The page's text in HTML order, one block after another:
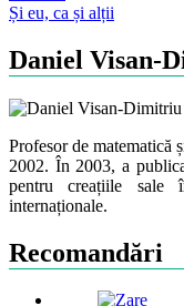
navigation
Și eu, ca și alții
Daniel Visan-
Profesor de matematică
2002. În 2003, a
pentru creațiile sale
internaționale.
Recomandări